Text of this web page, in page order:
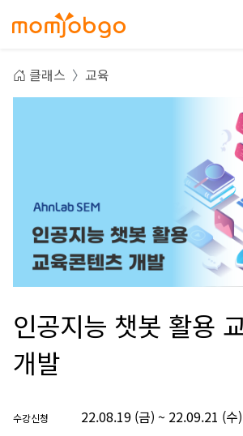
클래스 교육
인공지능 챗봇 활용
개발
수강신청 22.08.19 (금) ~ 22.09.21 (수)